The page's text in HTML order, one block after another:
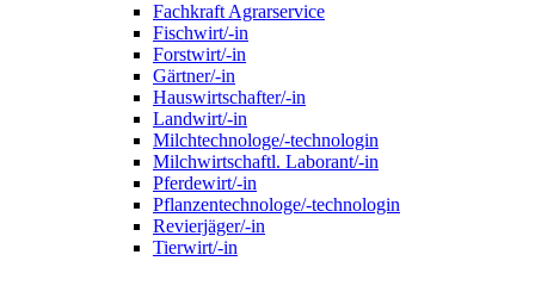
Fachkraft Agrarservice
Fischwirt/-in
Forstwirt/-in
Gärtner/-in
Hauswirtschafter/-in
Landwirt/-in
Milchtechnologe/-technologin
Milchwirtschaftl. Laborant/-in
Pferdewirt/-in
Pflanzentechnologe/-technologin
Revierjäger/-in
Tierwirt/-in